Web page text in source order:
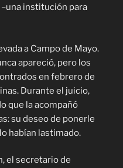
institución para
a Campo de Mayo.
apareció, pero los
en febrero de
Durante el juicio,
que la acompañó
su deseo de ponerle
habían lastimado.
el secretario de